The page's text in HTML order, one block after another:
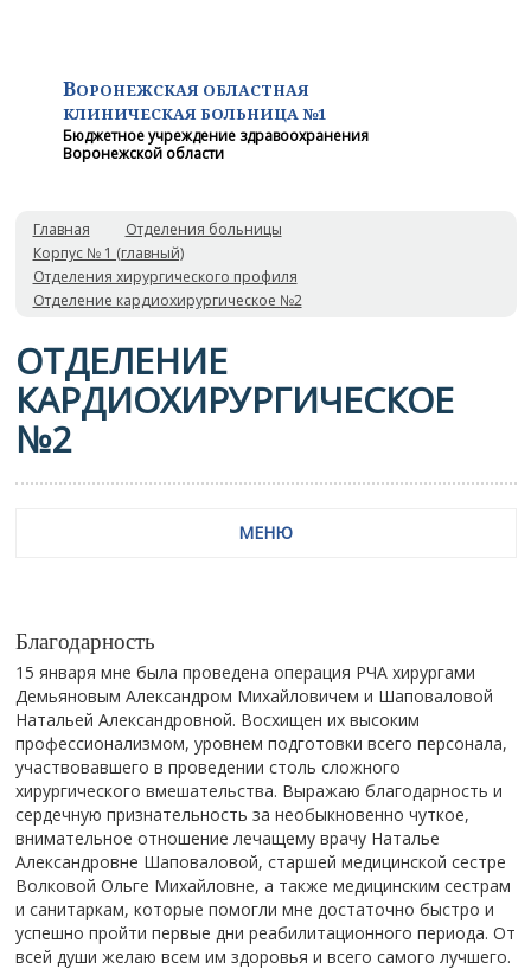
ВОРОНЕЖСКАЯ ОБЛАСТНАЯ
КЛИНИЧЕСКАЯ БОЛЬНИЦА №1
Бюджетное учреждение здравоохранения
Воронежской области
Главная
Отделения больницы
Корпус № 1 (главный)
Отделения хирургического профиля
Отделение кардиохирургическое №2
ОТДЕЛЕНИЕ
КАРДИОХИРУРГИЧЕСКОЕ
№2
МЕНЮ
Благодарность
15 января мне была проведена операция РЧА хирургами
Демьяновым Александром Михайловичем и Шаповаловой
Натальей Александровной. Восхищен их высоким
профессионализмом, уровнем подготовки всего персонала,
участвовавшего в проведении столь сложного
хирургического вмешательства. Выражаю благодарность и
сердечную признательность за необыкновенно чуткое,
внимательное отношение лечащему врачу Наталье
Александровне Шаповаловой, старшей медицинской сестре
Волковой Ольге Михайловне, а также медицинским сестрам
и санитаркам, которые помогли мне достаточно быстро и
успешно пройти первые дни реабилитационного периода. От
всей души желаю всем им здоровья и всего самого лучшего.